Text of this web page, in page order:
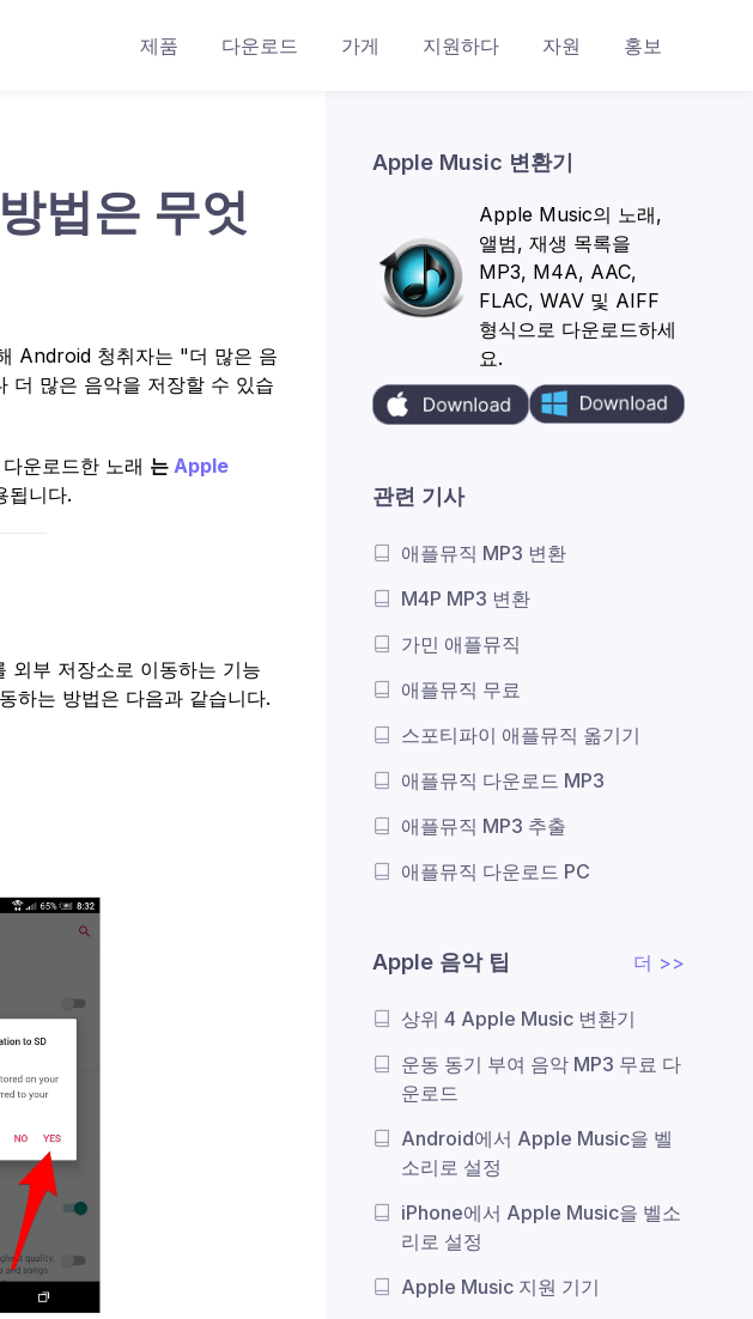
제품 다운로드 가게 지원하다 자원 홍보
법은 무엇
Android 청취자는 "더 많은 음
더 많은 음악을 저장할 수 있습
운로드한 노래 는 Apple
됩니다.
부 저장소로 이동하는 기능
하는 방법은 다음과 같습니다.
Apple Music 변환기
Apple Music의 노래,
앨범, 재생 목록을
MP3, M4A, AAC,
FLAC, WAV 및 AIFF
형식으로 다운로드하세
요.
관련 기사
애플뮤직 MP3 변환
M4P MP3 변환
가민 애플뮤직
애플뮤직 무료
스포티파이 애플뮤직 옮기기
애플뮤직 다운로드 MP3
애플뮤직 MP3 추출
애플뮤직 다운로드 PC
Apple 음악 팁 더 >>
상위 4 Apple Music 변환기
운동 동기 부여 음악 MP3 무료 다
운로드
Android에서 Apple Music을 벨
소리로 설정
iPhone에서 Apple Music을 벨소
리로 설정
Apple Music 지원 기기